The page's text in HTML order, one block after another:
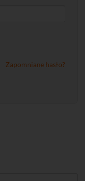
Zapomniane hasło?